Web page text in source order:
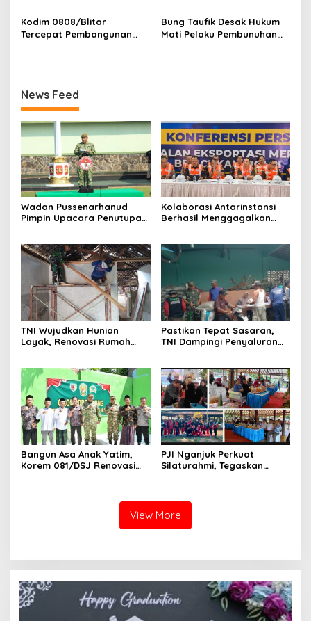
Kodim 0808/Blitar
Tercepat Pembangunan
Bung Taufik Desak Hukum
Mati Pelaku Pembunuhan
News Feed
Wadan Pussenarhanud
Pimpin Upacara Penutupan
Pusdikarhanud
Kolaborasi Antarinstansi
Berhasil Menggagalkan
TNI Wujudkan Hunian
Layak, Renovasi Rumah
Pastikan Tepat Sasaran,
TNI Dampingi Penyaluran
Bangun Asa Anak Yatim,
Korem 081/DSJ Renovasi
PJI Nganjuk Perkuat
Silaturahmi, Tegaskan
View More